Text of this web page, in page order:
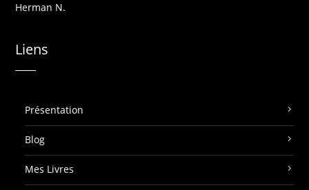
Herman N.
Liens
Présentation
Blog
Mes Livres